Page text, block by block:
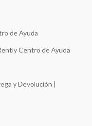
de Ayuda
Centro de Ayuda
y Devolución |